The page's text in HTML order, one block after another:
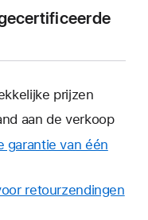
prijzen
aan de verkoop
garantie van één
retourzendingen